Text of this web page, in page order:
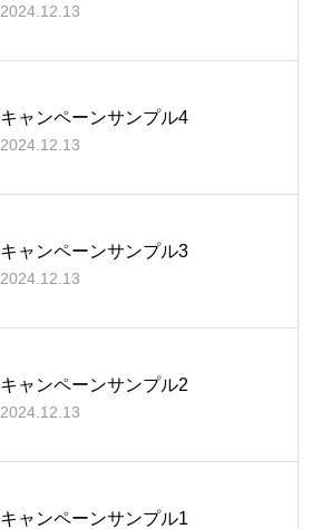
2024.12.13
キャンペーンサンプル4
2024.12.13
キャンペーンサンプル3
2024.12.13
キャンペーンサンプル2
2024.12.13
キャンペーンサンプル1